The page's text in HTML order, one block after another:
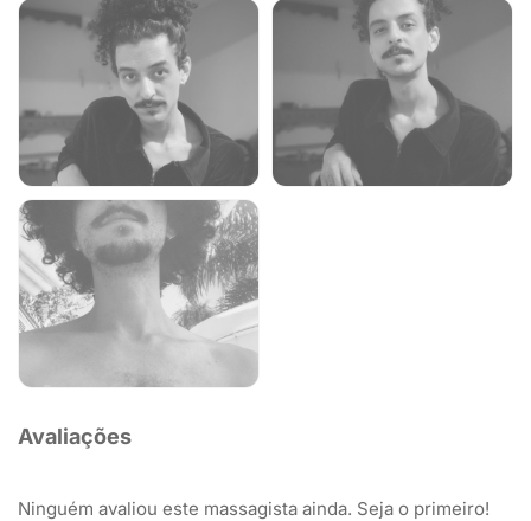
Avaliações
Ninguém avaliou este massagista ainda. Seja o primeiro!